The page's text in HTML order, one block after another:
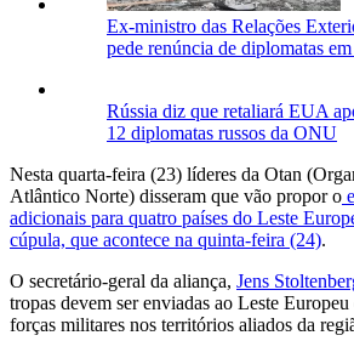
Ex-ministro das Relações
pede renúncia de diplomatas
Rússia diz que retaliará EUA
12 diplomatas russos da ONU
Nesta quarta-feira (23) líderes da Otan
Atlântico Norte) disseram que vão propor o
adicionais para quatro países do Leste
cúpula, que acontece na quinta-feira (24).
O secretário-geral da aliança, Jens
tropas devem ser enviadas ao Leste
forças militares nos territórios aliados da